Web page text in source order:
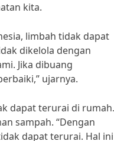
kita.
limbah tidak dapat
dikelola dengan
Jika dibuang
ujarnya.
dapat terurai di rumah.
sampah. “Dengan
dapat terurai. Hal ini